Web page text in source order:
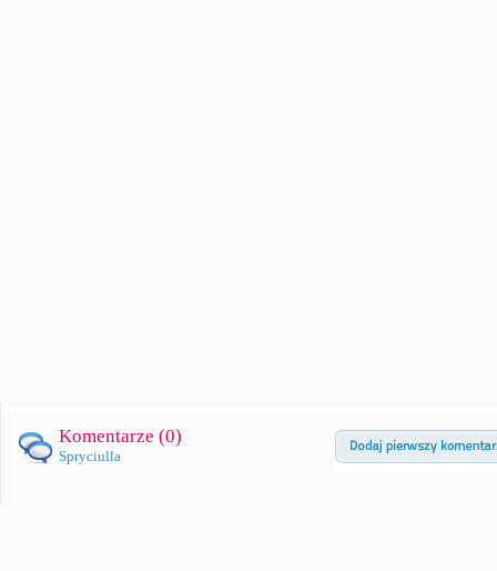
Komentarze (0)
Spryciulla